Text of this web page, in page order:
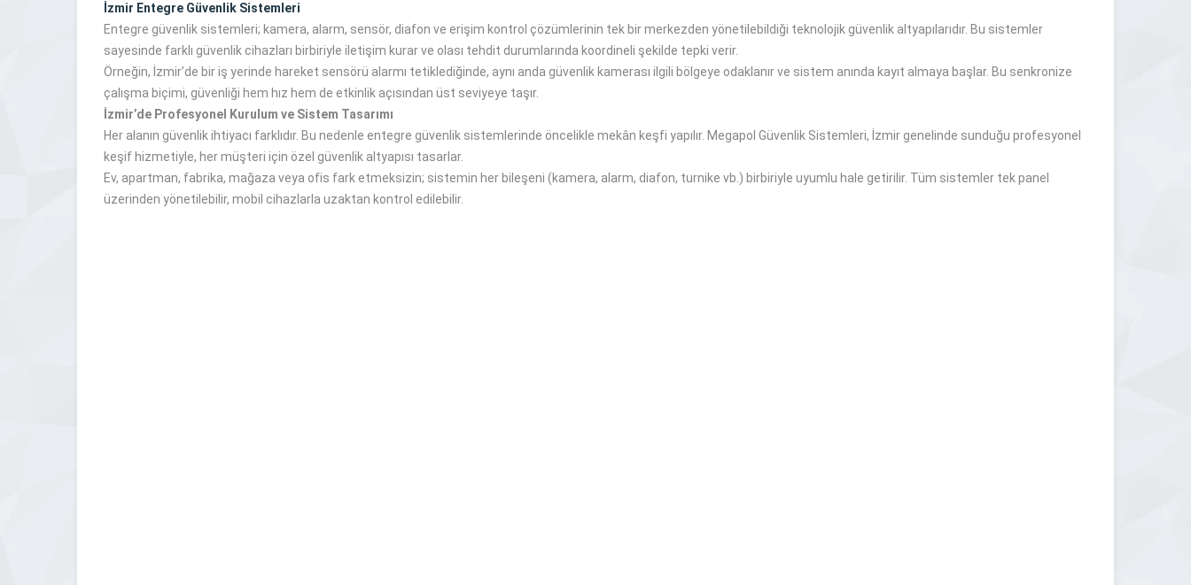
İzmir Entegre Güvenlik Sistemleri
Entegre güvenlik sistemleri; kamera, alarm, sensör, diafon ve erişim kontrol çözümlerinin tek bir merkezden yönetilebildiği teknolojik güvenlik altyapılarıdır. Bu sistemler
sayesinde farklı güvenlik cihazları birbiriyle iletişim kurar ve olası tehdit durumlarında koordineli şekilde tepki verir.
Örneğin, İzmir’de bir iş yerinde hareket sensörü alarmı tetiklediğinde, aynı anda güvenlik kamerası ilgili bölgeye odaklanır ve sistem anında kayıt almaya başlar. Bu senkronize
çalışma biçimi, güvenliği hem hız hem de etkinlik açısından üst seviyeye taşır.
İzmir’de Profesyonel Kurulum ve Sistem Tasarımı
Her alanın güvenlik ihtiyacı farklıdır. Bu nedenle entegre güvenlik sistemlerinde öncelikle mekân keşfi yapılır. Megapol Güvenlik Sistemleri, İzmir genelinde sunduğu profesyonel
keşif hizmetiyle, her müşteri için özel güvenlik altyapısı tasarlar.
Ev, apartman, fabrika, mağaza veya ofis fark etmeksizin; sistemin her bileşeni (kamera, alarm, diafon, turnike vb.) birbiriyle uyumlu hale getirilir. Tüm sistemler tek panel
üzerinden yönetilebilir, mobil cihazlarla uzaktan kontrol edilebilir.